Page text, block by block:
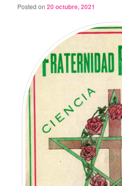
Posted on20 octubre, 2021